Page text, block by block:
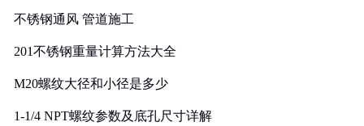
不锈钢通风 管道施工
201不锈钢重量计算方法大全
M20螺纹大径和小径是多少
1-1/4 NPT螺纹参数及底孔尺寸详解